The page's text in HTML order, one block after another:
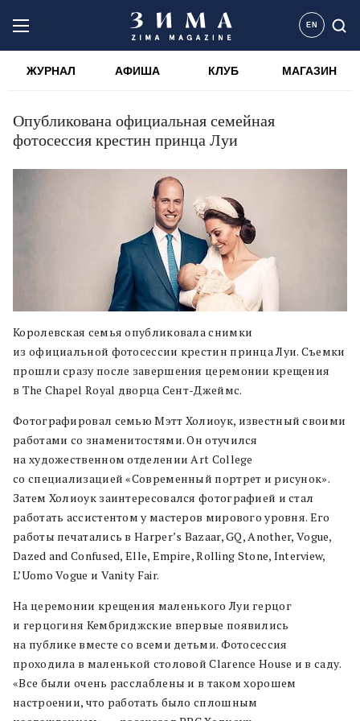
EN
ЖУРНАЛ АФИША КЛУБ МАГАЗИН
Опубликована официальная семейная
фотосессия крестин принца Луи
Королевская семья опубликовала снимки
из официальной фотосессии крестин принца Луи. Съемки
прошли сразу после завершения церемонии крещения
в The Chapel Royal дворца Сент-Джеймс.
Фотографировал семью Мэтт Холиоук, известный своими
работами со знаменитостями. Он отучился
на художественном отделении Art College
со специализацией «Современный портрет и рисунок».
Затем Холиоук заинтересовался фотографией и стал
работать ассистентом у мастеров мирового уровня. Его
работы печатались в Harper’s Bazaar, GQ, Another, Vogue,
Dazed and Confused, Elle, Empire, Rolling Stone, Interview,
L’Uomo Vogue и Vanity Fair.
На церемонии крещения маленького Луи герцог
и герцогиня Кембриджские впервые появились
на публике вместе со всеми детьми. Фотосессия
проходила в маленькой столовой Clarence House и в саду.
«Все были очень расслаблены и в таком хорошем
настроении, что работать было сплошным